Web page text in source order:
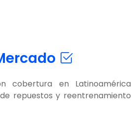
cobertura en Latinoamérica
repuestos y reentrenamiento